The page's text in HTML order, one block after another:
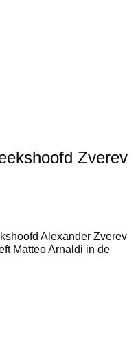
Zverev
Alexander Zverev
Matteo Arnaldi in de